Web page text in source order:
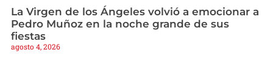
La Virgen de los Ángeles volvió a emocionar a
Pedro Muñoz en la noche grande de sus
fiestas
agosto 4, 2026